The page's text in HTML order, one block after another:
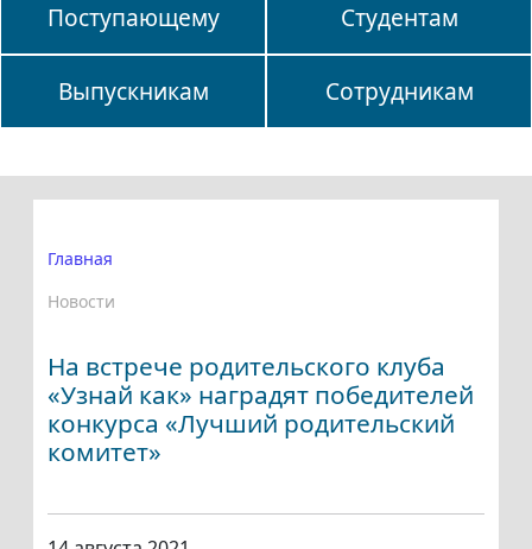
Поступающему Студентам
Выпускникам Сотрудникам
Главная
Новости
На встрече родительского клуба
«Узнай как» наградят победителей
конкурса «Лучший родительский
комитет»